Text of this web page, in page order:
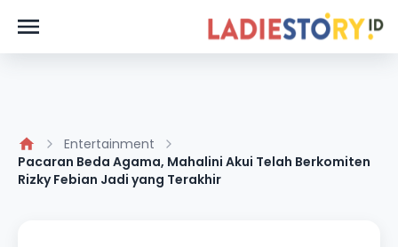
Entertainment
Pacaran Beda Agama, Mahalini Akui Telah Berkomiten
Rizky Febian Jadi yang Terakhir